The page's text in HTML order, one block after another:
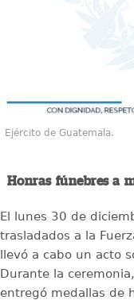
Ejército de Guatemala.
Honras fúnebres a
El lunes 30 de
trasladados a la
llevó a cabo un acto
Durante la
entregó medallas de